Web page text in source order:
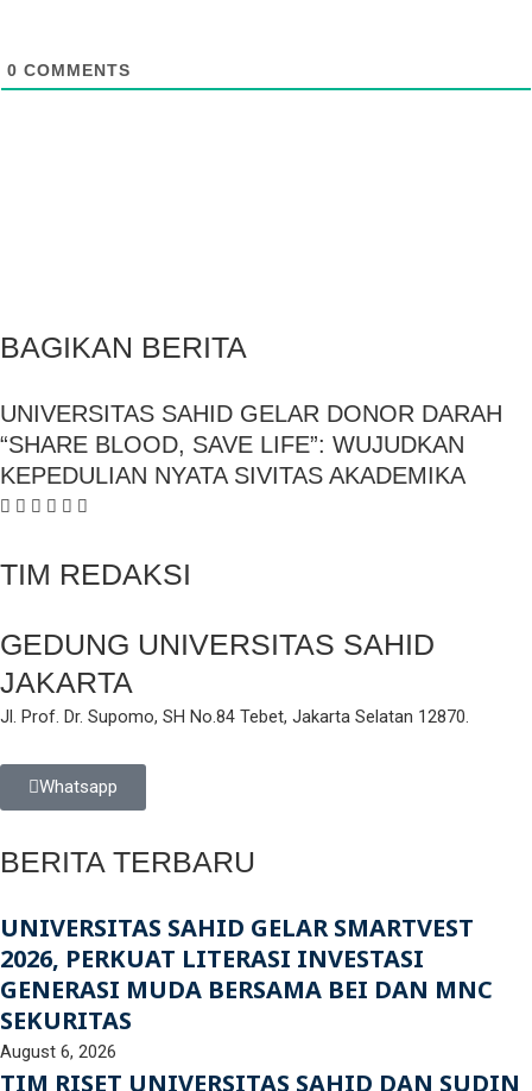
0 COMMENTS
BAGIKAN BERITA
UNIVERSITAS SAHID GELAR DONOR DARAH
“SHARE BLOOD, SAVE LIFE”: WUJUDKAN
KEPEDULIAN NYATA SIVITAS AKADEMIKA
TIM REDAKSI
GEDUNG UNIVERSITAS SAHID
JAKARTA
Jl. Prof. Dr. Supomo, SH No.84 Tebet, Jakarta Selatan 12870.
Whatsapp
BERITA TERBARU
UNIVERSITAS SAHID GELAR SMARTVEST
2026, PERKUAT LITERASI INVESTASI
GENERASI MUDA BERSAMA BEI DAN MNC
SEKURITAS
August 6, 2026
TIM RISET UNIVERSITAS SAHID DAN SUDIN